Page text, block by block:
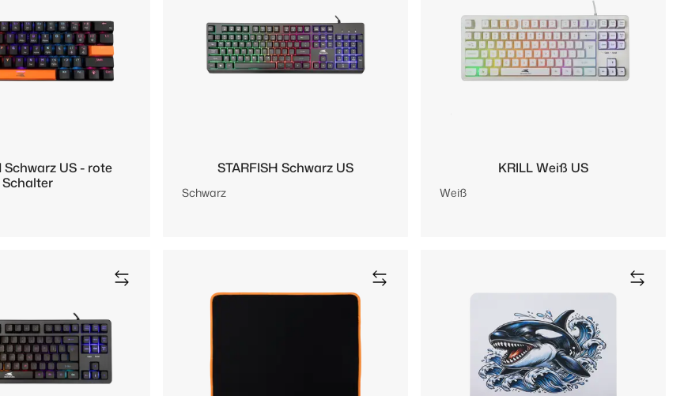
Schwarz US - rote
Schalter
STARFISH Schwarz US
Schwarz
KRILL Weiß US
Weiß